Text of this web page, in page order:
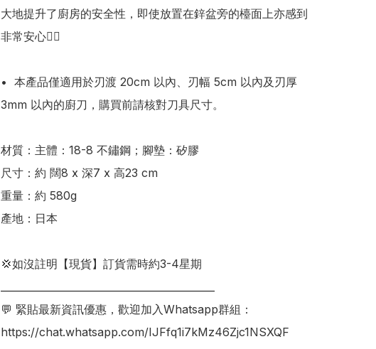
大地提升了廚房的安全性，即使放置在鋅盆旁的檯面上亦感到
非常安心👍🏻
•  本產品僅適用於刃渡 20cm 以內、刃幅 5cm 以內及刃厚
3mm 以內的廚刀，購買前請核對刀具尺寸。
材質：主體：18-8 不鏽鋼；腳墊：矽膠
尺寸：約 闊8 x 深7 x 高23 cm
重量：約 580g
產地：日本
💢如沒註明【現貨】訂貨需時約3-4星期
💬 緊貼最新資訊優惠，歡迎加入Whatsapp群組：
https://chat.whatsapp.com/IJFfq1i7kMz46Zjc1NSXQF